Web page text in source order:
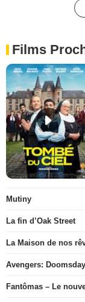
Films
Mutiny
La fin d’Oak Street
La Maison de nos
Avengers: Doomsday
Fantômas – Le